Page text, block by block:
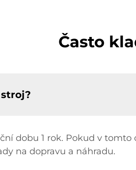
Často
dobu 1 rok. Pokud v
na dopravu a náhradu.